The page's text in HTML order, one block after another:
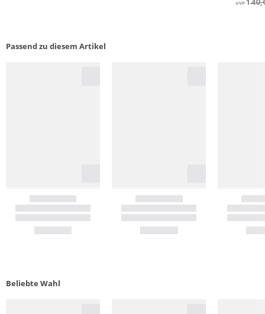
Passend zu diesem Artikel
Beliebte Wahl